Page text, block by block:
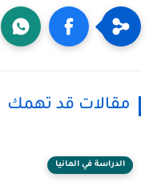
مقالات قد تهمك
الدراسة في المانيا